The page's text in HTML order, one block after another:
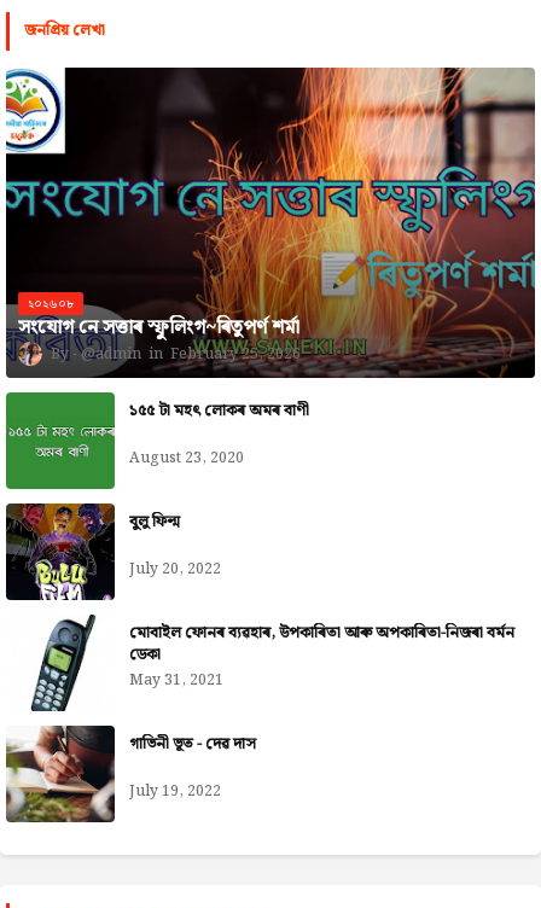
জনপ্রিয় লেখা
২০২৬০৮
সংযোগ নে সত্তাৰ স্ফুলিংগ~ৰিতুপৰ্ণ শৰ্মা
@admin February 25, 2026
১৫৫ টা মহৎ লোকৰ অমৰ বাণী
August 23, 2020
বুলু ফিল্ম
July 20, 2022
মোবাইল ফোনৰ ব্যৱহাৰ, উপকাৰিতা আৰু অপকাৰিতা-নিজৰা বৰ্মন
ডেকা
May 31, 2021
গাভিনী ভূত - দেৱ দাস
July 19, 2022